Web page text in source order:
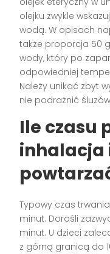
olejku zwykle
wodą. W opisach
także proporcja 50
wody, który po
odpowiedniej
Należy unikać zbyt
nie podrażnić
Ile czasu
inhalacja
Typowy czas
minut. Dorośli
minut. U dzieci
z górną granicą do